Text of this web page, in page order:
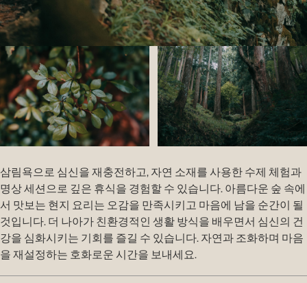
삼림욕으로 심신을 재충전하고, 자연 소재를 사용한 수제 체험과
명상 세션으로 깊은 휴식을 경험할 수 있습니다. 아름다운 숲 속에
서 맛보는 현지 요리는 오감을 만족시키고 마음에 남을 순간이 될
것입니다. 더 나아가 친환경적인 생활 방식을 배우면서 심신의 건
강을 심화시키는 기회를 즐길 수 있습니다. 자연과 조화하며 마음
을 재설정하는 호화로운 시간을 보내세요.